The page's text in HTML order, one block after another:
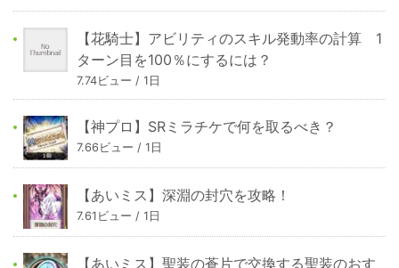
【花騎士】アビリティのスキル発動率の計算 1
ターン目を100％にするには？
7.74ビュー / 1日
【神プロ】SRミラチケで何を取るべき？
7.66ビュー / 1日
【あいミス】深淵の封穴を攻略！
7.61ビュー / 1日
【あいミス】聖装の蒼片で交換する聖装のおす